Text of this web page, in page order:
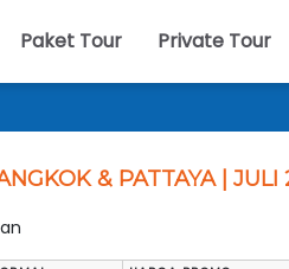
Paket Tour Private Tour
& PATTAYA |